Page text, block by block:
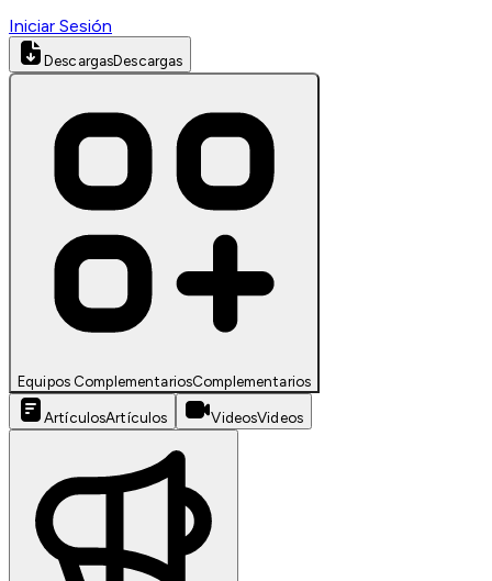
Iniciar Sesión
DescargasDescargas
Equipos ComplementariosComplementarios
ArtículosArtículos VideosVideos